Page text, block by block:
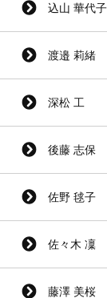
込山 華代子
渡邉 莉緒
深松 工
後藤 志保
佐野 毬子
佐々木 凜
藤澤 美桜